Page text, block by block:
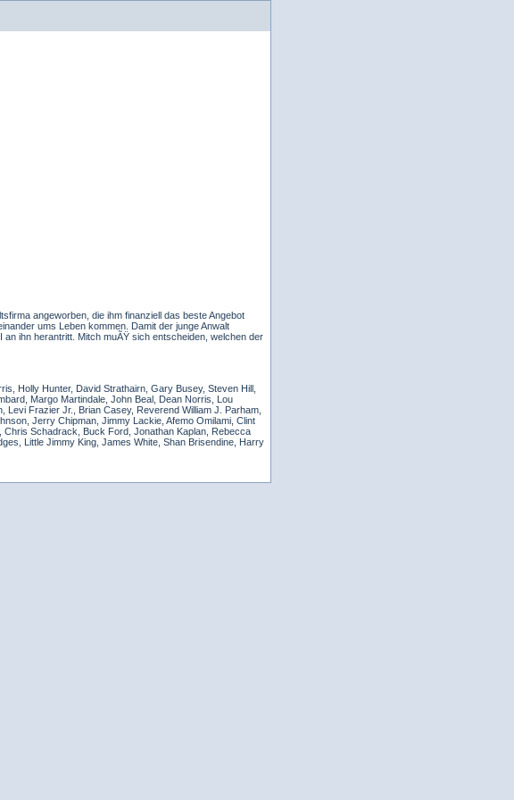
angeworben, die ihm finanziell das beste Angebot
ums Leben kommen. Damit der junge Anwalt
ihn herantritt. Mitch muÃŸ sich entscheiden, welchen der
Holly Hunter, David Strathairn, Gary Busey, Steven Hill,
Margo Martindale, John Beal, Dean Norris, Lou
Levi Frazier Jr., Brian Casey, Reverend William J. Parham,
Jerry Chipman, Jimmy Lackie, Afemo Omilami, Clint
Chris Schadrack, Buck Ford, Jonathan Kaplan, Rebecca
Little Jimmy King, James White, Shan Brisendine, Harry